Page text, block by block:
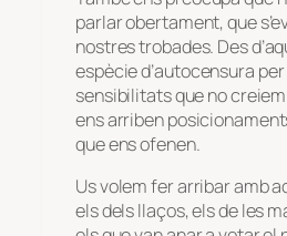
parlar obertament, que
nostres trobades. Des
espècie d’autocensura
sensibilitats que no
ens arriben
que ens ofenen.
Us volem fer arribar amb
els dels llaços, els de les